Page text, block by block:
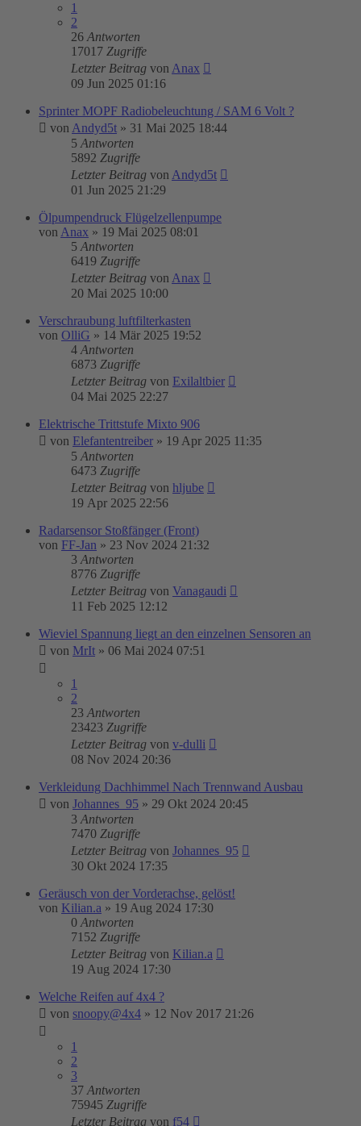
1
2
26 Antworten
17017 Zugriffe
Letzter Beitrag von Anax
09 Jun 2025 01:16
Sprinter MOPF Radiobeleuchtung / SAM 6 Volt ?
von Andyd5t » 31 Mai 2025 18:44
5 Antworten
5892 Zugriffe
Letzter Beitrag von Andyd5t
01 Jun 2025 21:29
Ölpumpendruck Flügelzellenpumpe
von Anax » 19 Mai 2025 08:01
5 Antworten
6419 Zugriffe
Letzter Beitrag von Anax
20 Mai 2025 10:00
Verschraubung luftfilterkasten
von OlliG » 14 Mär 2025 19:52
4 Antworten
6873 Zugriffe
Letzter Beitrag von Exilaltbier
04 Mai 2025 22:27
Elektrische Trittstufe Mixto 906
von Elefantentreiber » 19 Apr 2025 11:35
5 Antworten
6473 Zugriffe
Letzter Beitrag von hljube
19 Apr 2025 22:56
Radarsensor Stoßfänger (Front)
von FF-Jan » 23 Nov 2024 21:32
3 Antworten
8776 Zugriffe
Letzter Beitrag von Vanagaudi
11 Feb 2025 12:12
Wieviel Spannung liegt an den einzelnen Sensoren an
von MrIt » 06 Mai 2024 07:51
1
2
23 Antworten
23423 Zugriffe
Letzter Beitrag von v-dulli
08 Nov 2024 20:36
Verkleidung Dachhimmel Nach Trennwand Ausbau
von Johannes_95 » 29 Okt 2024 20:45
3 Antworten
7470 Zugriffe
Letzter Beitrag von Johannes_95
30 Okt 2024 17:35
Geräusch von der Vorderachse, gelöst!
von Kilian.a » 19 Aug 2024 17:30
0 Antworten
7152 Zugriffe
Letzter Beitrag von Kilian.a
19 Aug 2024 17:30
Welche Reifen auf 4x4 ?
von snoopy@4x4 » 12 Nov 2017 21:26
1
2
3
37 Antworten
75945 Zugriffe
Letzter Beitrag von f54